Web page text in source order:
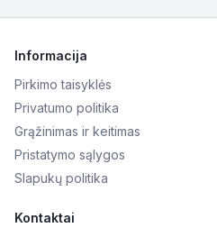
Informacija
Pirkimo taisyklės
Privatumo politika
Grąžinimas ir keitimas
Pristatymo sąlygos
Slapukų politika
Kontaktai